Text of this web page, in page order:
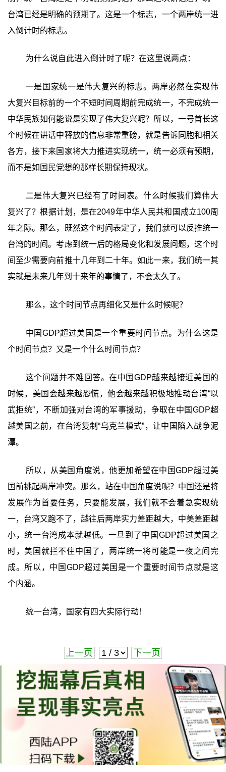
台湾已经是明确的预期了。这是一个标志，一个两岸统一进
入倒计时的标志。
为什么说自此进入倒计时了呢？在这里说两点：
一是国家统一是伟大复兴的标志。两岸必然在实现伟
大复兴目标前的一个不短时间周期前完成统一，不完成统一
中华民族如何能说是实现了伟大复兴呢？所以，一号首长这
个时候在讲话中释放的信息非常重磅，就是告诉同胞和相关
各方，接下来国家将大力推进实现统一，统一必须有预期，
而不是如国民党想的那样长期保持现状。
二是伟大复兴已经有了时间表。什么时候我们算伟大
复兴了？根据计划，是在2049年中华人民共和国成立100周
年之际。那么，既然这个时间表定了，我们就可以反推统一
台湾的时间。考虑到统一后的格局变化和发展问题，这个时
间至少需要向前推十几年到二十年。如此一来，我们统一其
实就是未来几年到十来年的事情了，不会太久了。
那么，这个时间节点再细化又是什么时候呢？
中国GDP超过美国是一个重要时间节点。为什么这是
个时间节点？又是一个什么时间节点？
这个问题并不难回答。在中国GDP越来越接近美国的
时候，美国会越来越恐慌，他会越来越积极地推动台湾“以
武拒统”，不断加强对台湾的军事援助，争取在中国GDP超
越美国之前，在台湾复制“乌克兰模式”，让中国陷入战争泥
潭。
所以，从美国角度说，他更加希望在中国GDP超过美
国前挑起两岸冲突。那么，站在中国角度说呢？中国还是将
发展作为首要任务，只要能发展，我们就不会着急实现统
一，台湾又跑不了，越往后两岸实力差距越大，中美差距越
小，统一台湾成本就越低。一旦到了中国GDP超过美国之
时，美国就拦不住中国了，两岸统一将可能是一夜之间完
成。所以，中国GDP超过美国是一个重要时间节点就是这
个内涵。
统一台湾，国家有四大实际行动！
上一页 下一页